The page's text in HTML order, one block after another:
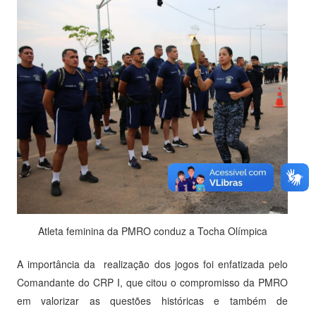
Atleta feminina da PMRO conduz a Tocha Olímpica
A importância da realização dos jogos foi enfatizada pelo
Comandante do CRP I, que citou o compromisso da PMRO
em valorizar as questões históricas e também de